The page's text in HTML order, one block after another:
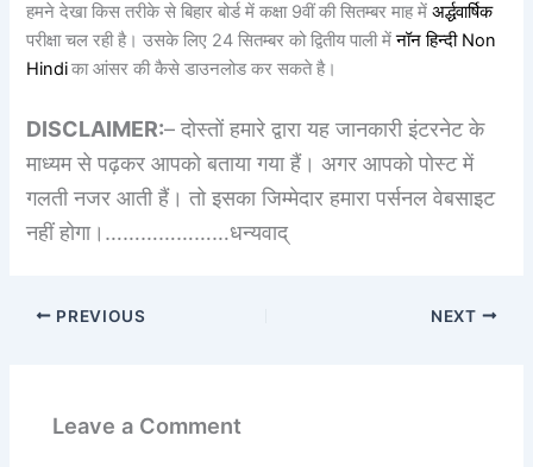
हमने देखा किस तरीके से बिहार बोर्ड में कक्षा 9वीं की सितम्बर माह मेंअर्द्धवार्षिक
परीक्षा चल रही है। उसके लिए 24 सितम्बर को द्वितीय पाली मेंनॉन हिन्दी Non
Hindiका आंसर की कैसे डाउनलोड कर सकते है।
DISCLAIMER:– दोस्तों हमारे द्वारा यह जानकारी इंटरनेट के
माध्यम से पढ़कर आपको बताया गया हैं। अगर आपको पोस्ट में
गलती नजर आती हैं। तो इसका जिम्मेदार हमारा पर्सनल वेबसाइट
नहीं होगा।…………………धन्यवाद्
PREVIOUS NEXT
Leave a Comment